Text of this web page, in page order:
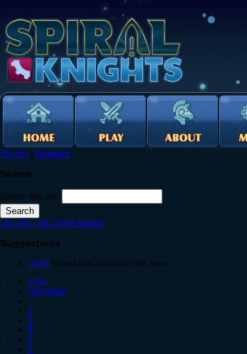
Forums › Générale
Search
Search this site:
Log in to post on the forums
Suggestions
Login to post new content in the forum.
« first
‹ previous
…
2
3
4
5
6